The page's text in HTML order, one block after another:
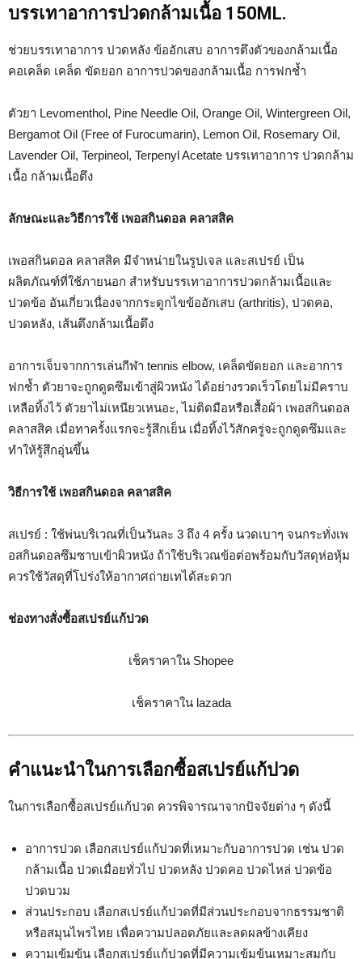
บรรเทาอาการปวดกล้ามเนื้อ 150ML.
ช่วยบรรเทาอาการ ปวดหลัง ข้ออักเสบ อาการตึงตัวของกล้ามเนื้อ
คอเคล็ด เคล็ด ขัดยอก อาการปวดของกล้ามเนื้อ การฟกช้ำ
ตัวยา Levomenthol, Pine Needle Oil, Orange Oil, Wintergreen Oil,
Bergamot Oil (Free of Furocumarin), Lemon Oil, Rosemary Oil,
Lavender Oil, Terpineol, Terpenyl Acetate บรรเทาอาการ ปวดกล้าม
เนื้อ กล้ามเนื้อตึง
ลักษณะและวิธีการใช้ เพอสกินดอล คลาสสิค
เพอสกินดอล คลาสสิค มีจำหน่ายในรูปเจล และสเปรย์ เป็น
ผลิตภัณฑ์ที่ใช้ภายนอก สำหรับบรรเทาอาการปวดกล้ามเนื้อและ
ปวดข้อ อันเกี่ยวเนื่องจากกระดูกไขข้ออักเสบ (arthritis), ปวดคอ,
ปวดหลัง, เส้นตึงกล้ามเนื้อตึง
อาการเจ็บจากการเล่นกีฬา tennis elbow, เคล็ดขัดยอก และอาการ
ฟกช้ำ ตัวยาจะถูกดูดซึมเข้าสู่ผิวหนัง ได้อย่างรวดเร็วโดยไม่มีคราบ
เหลือทิ้งไว้ ตัวยาไม่เหนียวเหนอะ, ไม่ติดมือหรือเสื้อผ้า เพอสกินดอล
คลาสสิค เมื่อทาครั้งแรกจะรู้สึกเย็น เมื่อทิ้งไว้สักครู่จะถูกดูดซึมและ
ทำให้รู้สึกอุ่นขึ้น
วิธีการใช้ เพอสกินดอล คลาสสิค
สเปรย์ : ใช้พ่นบริเวณที่เป็นวันละ 3 ถึง 4 ครั้ง นวดเบาๆ จนกระทั่งเพ
อสกินดอลซึมซาบเข้าผิวหนัง ถ้าใช้บริเวณข้อต่อพร้อมกับวัสดุห่อหุ้ม
ควรใช้วัสดุที่โปร่งให้อากาศถ่ายเทได้สะดวก
ช่องทางสั่งซื้อสเปรย์แก้ปวด
เช็คราคาใน Shopee
เช็คราคาใน lazada
คำแนะนำในการเลือกซื้อสเปรย์แก้ปวด
ในการเลือกซื้อสเปรย์แก้ปวด ควรพิจารณาจากปัจจัยต่าง ๆ ดังนี้
อาการปวด เลือกสเปรย์แก้ปวดที่เหมาะกับอาการปวด เช่น ปวด
กล้ามเนื้อ ปวดเมื่อยทั่วไป ปวดหลัง ปวดคอ ปวดไหล่ ปวดข้อ
ปวดบวม
ส่วนประกอบ เลือกสเปรย์แก้ปวดที่มีส่วนประกอบจากธรรมชาติ
หรือสมุนไพรไทย เพื่อความปลอดภัยและลดผลข้างเคียง
ความเข้มข้น เลือกสเปรย์แก้ปวดที่มีความเข้มข้นเหมาะสมกับ